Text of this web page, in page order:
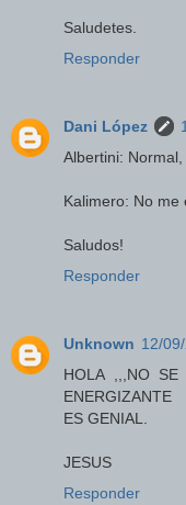
Saludetes.
Responder
Dani López
Albertini:
Kalimero: No me
Saludos!
Responder
Unknown 12/
HOLA ,,,NO SE
ENERGIZANTE
ES GENIAL.
JESUS
Responder